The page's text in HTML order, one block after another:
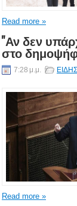
Read more »
''Αν δεν
στο
7:28 μ.μ.
Read more »